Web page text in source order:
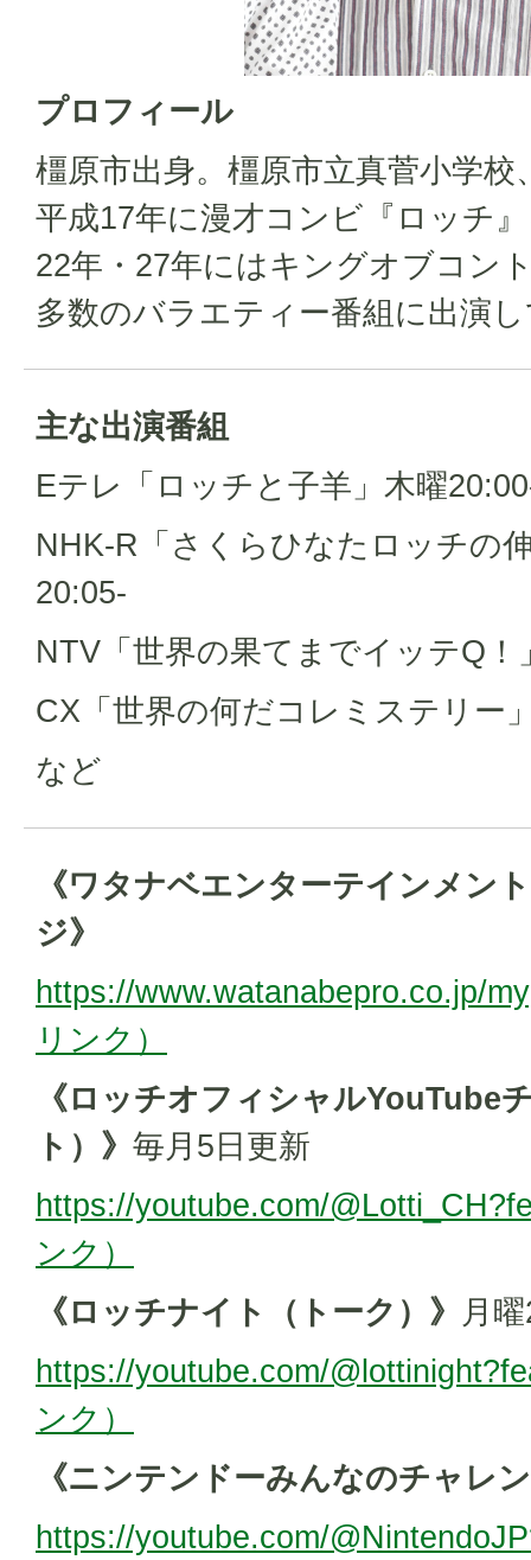
プロフィール
橿原市出身。橿原市立真菅小学校
平成17年に漫才コンビ『ロッチ
22年・27年にはキングオブコン
多数のバラエティー番組に出演
主な出演番組
Eテレ「ロッチと子羊」木曜
NHK-R「さくらひなたロッチの
20:05-
NTV「世界の果てまでイッテQ！
CX「世界の何だコレミステリー
など
《ワタナベエンターテインメン
ジ》
https://www.watanabepro.co.jp/
リンク）
《ロッチオフィシャルYouTube
ト）》 毎月5日更新
https://youtube.com/
ンク）
《ロッチナイト（トーク）》
月
https://youtube.com/
ンク）
《ニンテンドーみんなのチャレ
https://youtube.com/